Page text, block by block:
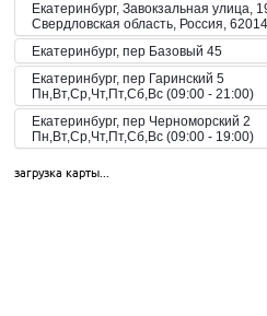
Екатеринбург, Завокзальная улица,
Свердловская область, Россия,
Екатеринбург, пер Базовый 45
Екатеринбург, пер Гаринский 5
Пн,Вт,Ср,Чт,Пт,Сб,Вс (09:00 - 21:00)
Екатеринбург, пер Черноморский 2
Пн,Вт,Ср,Чт,Пт,Сб,Вс (09:00 - 19:00)
Пн-Вс 10:00-20:00
загрузка карты...